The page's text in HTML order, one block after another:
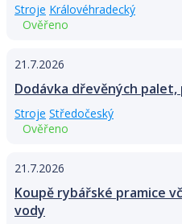
Stroje Královéhradecký
Ověřeno
21.7.2026
Dodávka dřevěných
Stroje Středočeský
Ověřeno
21.7.2026
Koupě rybářské pramice
vody